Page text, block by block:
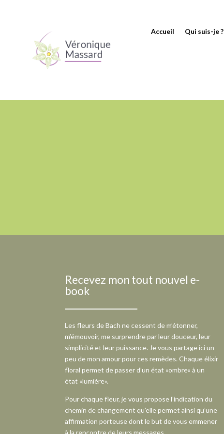
Accueil Qui suis-je ?
Recevez mon tout nouvel e-
book
Les fleurs de Bach ne cessent de m’étonner,
m’émouvoir, me surprendre par leur douceur, leur
simplicité et leur puissance. Je vous partage ici un
peu de mon amour pour ces remèdes. Chaque élixir
floral permet de passer d’un état «ombre» à un
état «lumière».
Pour chaque fleur, je vous propose l’indication du
chemin de changement qu’elle permet ainsi qu’une
affirmation porteuse dont le but de vous emmener
à la rencontre de leurs messages.